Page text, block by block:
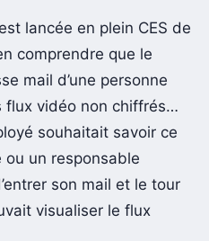
lancée en plein CES de
comprendre que le
mail d’une personne
flux vidéo non chiffrés…
souhaitait savoir ce
un responsable
son mail et le tour
visualiser le flux